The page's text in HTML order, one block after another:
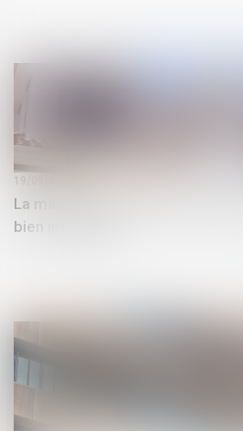
La mairie a bien le droit de
bien immobilier
19/09/2018